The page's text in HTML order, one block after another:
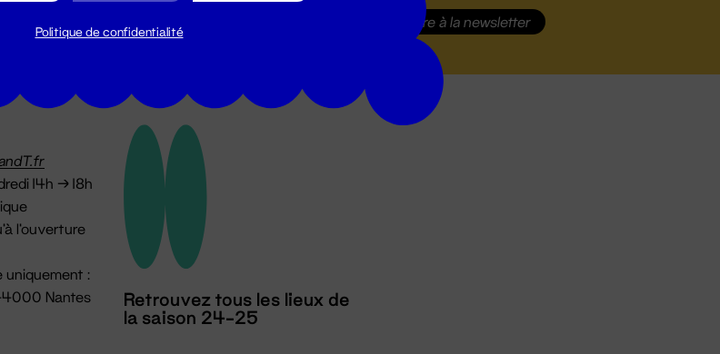
S'inscrire à la newsletter
14h → 18h
l'ouverture
uniquement :
Nantes
Retrouvez tous les lieux de
la saison 24-25
Politique de confidentialité